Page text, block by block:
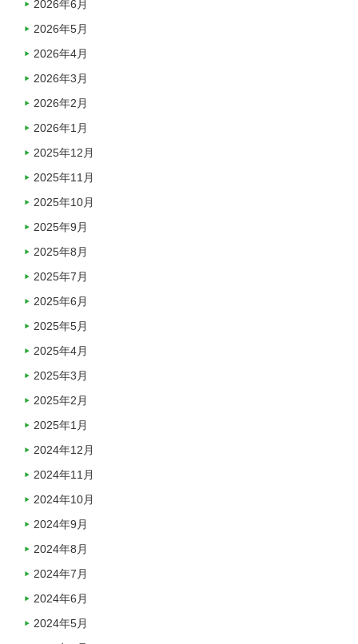
2026年6月
2026年5月
2026年4月
2026年3月
2026年2月
2026年1月
2025年12月
2025年11月
2025年10月
2025年9月
2025年8月
2025年7月
2025年6月
2025年5月
2025年4月
2025年3月
2025年2月
2025年1月
2024年12月
2024年11月
2024年10月
2024年9月
2024年8月
2024年7月
2024年6月
2024年5月